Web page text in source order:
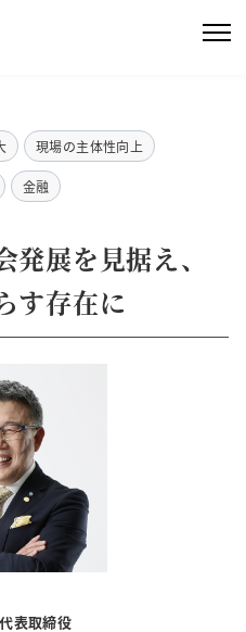
現場の主体性向上
金融
展を見据え、
す存在に
表取締役